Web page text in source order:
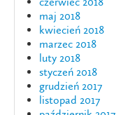
maj 2018
kwiecień 2018
marzec 2018
luty 2018
styczeń 2018
grudzień 2017
listopad 2017